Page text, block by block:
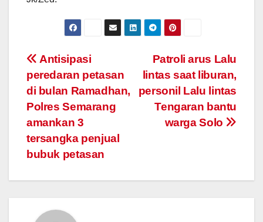
Post
navigation
Patroli arus Lalu
lintas saat liburan,
personil Lalu lintas
Tengaran bantu
warga Solo
Antisipasi
peredaran petasan
di bulan Ramadhan,
Polres Semarang
amankan 3
tersangka penjual
bubuk petasan